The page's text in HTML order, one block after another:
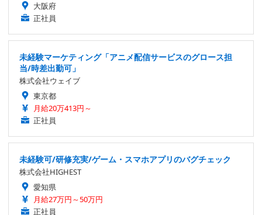
大阪府
正社員
未経験マーケティング「アニメ配信サービスのグロース担
当/時差出勤可」
株式会社ウェイブ
東京都
月給20万413円～
正社員
未経験可/研修充実/ゲーム・スマホアプリのバグチェック
株式会社HIGHEST
愛知県
月給27万円～50万円
正社員